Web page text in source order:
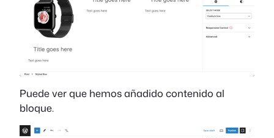
Puede ver que hemos añadido contenido al
bloque.